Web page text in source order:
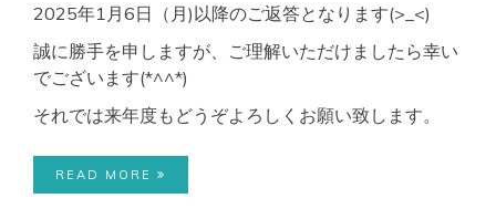
2025年1月6日（月)以降のご返答となります(>_<)
誠に勝手を申しますが、ご理解いただけましたら幸い
でございます(*^^*)
それでは来年度もどうぞよろしくお願い致します。
READ MORE